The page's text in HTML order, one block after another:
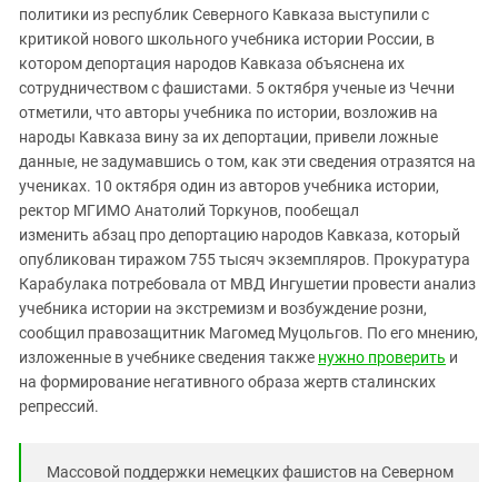
политики из республик Северного Кавказа выступили с
критикой нового школьного учебника истории России, в
котором депортация народов Кавказа объяснена их
сотрудничеством с фашистами. 5 октября ученые из Чечни
отметили, что авторы учебника по истории, возложив на
народы Кавказа вину за их депортации, привели ложные
данные, не задумавшись о том, как эти сведения отразятся на
учениках. 10 октября один из авторов учебника истории,
ректор МГИМО Анатолий Торкунов, пообещал
изменить абзац про депортацию народов Кавказа, который
опубликован тиражом 755 тысяч экземпляров. Прокуратура
Карабулака потребовала от МВД Ингушетии провести анализ
учебника истории на экстремизм и возбуждение розни,
сообщил правозащитник Магомед Муцольгов. По его мнению,
изложенные в учебнике сведения также нужно проверить и
на формирование негативного образа жертв сталинских
репрессий.
Массовой поддержки немецких фашистов на Северном